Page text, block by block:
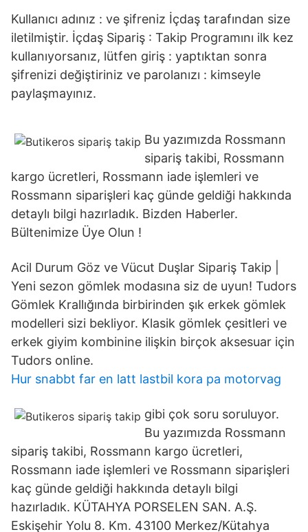
Kullanıcı adınız : ve şifreniz İçdaş tarafından size
iletilmiştir. İçdaş Sipariş : Takip Programını ilk kez
kullanıyorsanız, lütfen giriş : yaptıktan sonra
şifrenizi değiştiriniz ve parolanızı : kimseyle
paylaşmayınız.
Bu yazımızda Rossmann
sipariş takibi, Rossmann
kargo ücretleri, Rossmann iade işlemleri ve
Rossmann siparişleri kaç günde geldiği hakkında
detaylı bilgi hazırladık. Bizden Haberler.
Bültenimize Üye Olun !
Acil Durum Göz ve Vücut Duşlar Sipariş Takip |
Yeni sezon gömlek modasına siz de uyun! Tudors
Gömlek Krallığında birbirinden şık erkek gömlek
modelleri sizi bekliyor. Klasik gömlek çesitleri ve
erkek giyim kombinine ilişkin birçok aksesuar için
Tudors online.
Hur snabbt far en latt lastbil kora pa motorvag
gibi çok soru soruluyor.
Bu yazımızda Rossmann
sipariş takibi, Rossmann kargo ücretleri,
Rossmann iade işlemleri ve Rossmann siparişleri
kaç günde geldiği hakkında detaylı bilgi
hazırladık. KÜTAHYA PORSELEN SAN. A.Ş.
Eskişehir Yolu 8. Km. 43100 Merkez/Kütahya